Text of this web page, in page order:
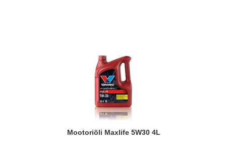
Mootoriõli Maxlife 5W30 4L